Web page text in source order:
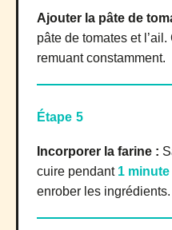
Ajouter la pâte de
pâte de tomates et l’ail.
remuant constamment.
Étape 5
Incorporer la farine :
cuire pendant 1 minute
enrober les ingrédients.